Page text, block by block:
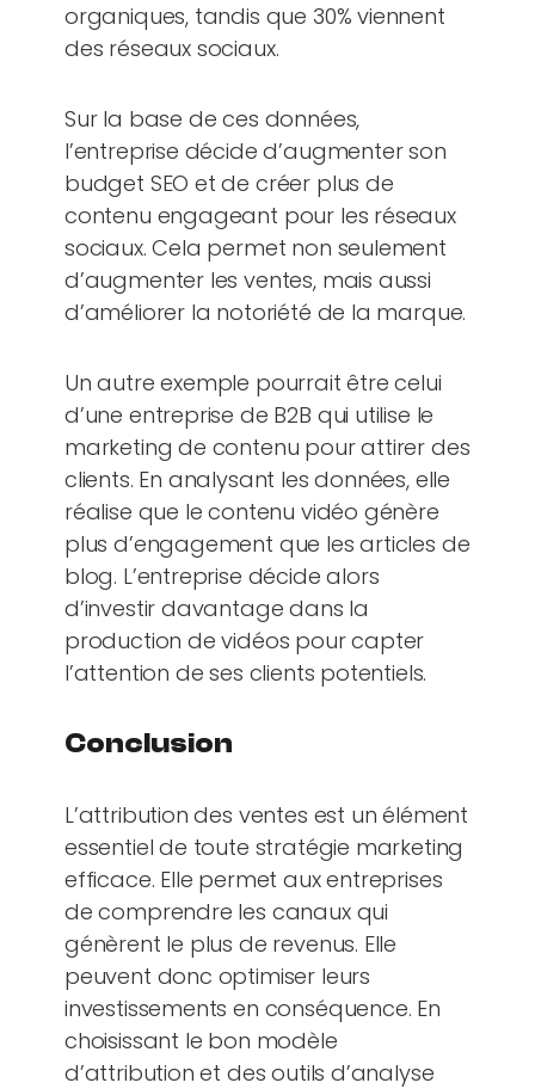
organiques, tandis que 30% viennent
des réseaux sociaux.
Sur la base de ces données,
l’entreprise décide d’augmenter son
budget SEO et de créer plus de
contenu engageant pour les réseaux
sociaux. Cela permet non seulement
d’augmenter les ventes, mais aussi
d’améliorer la notoriété de la marque.
Un autre exemple pourrait être celui
d’une entreprise de B2B qui utilise le
marketing de contenu pour attirer des
clients. En analysant les données, elle
réalise que le contenu vidéo génère
plus d’engagement que les articles de
blog. L’entreprise décide alors
d’investir davantage dans la
production de vidéos pour capter
l’attention de ses clients potentiels.
Conclusion
L’attribution des ventes est un élément
essentiel de toute stratégie marketing
efficace. Elle permet aux entreprises
de comprendre les canaux qui
génèrent le plus de revenus. Elle
peuvent donc optimiser leurs
investissements en conséquence. En
choisissant le bon modèle
d’attribution et des outils d’analyse